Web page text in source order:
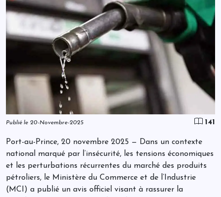
Publié le 20-Novembre-2025 141
Port-au-Prince, 20 novembre 2025 — Dans un contexte
national marqué par l’insécurité, les tensions économiques
et les perturbations récurrentes du marché des produits
pétroliers, le Ministère du Commerce et de l’Industrie
(MCI) a publié un avis officiel visant à rassurer la